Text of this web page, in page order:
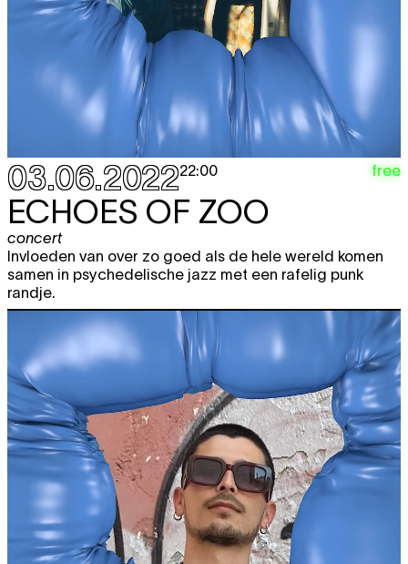
03.06.202222:00 free
ECHOES OF ZOO
concert
Invloeden van over zo goed als de hele wereld komen
samen in psychedelische jazz met een rafelig punk
randje.